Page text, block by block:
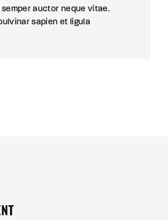
auctor neque vitae.
sapien et ligula